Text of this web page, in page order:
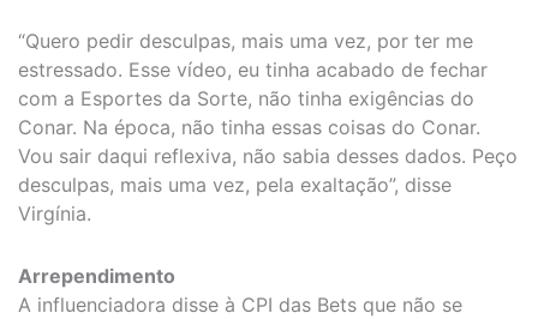
“Quero pedir desculpas, mais uma vez, por ter me
estressado. Esse vídeo, eu tinha acabado de fechar
com a Esportes da Sorte, não tinha exigências do
Conar. Na época, não tinha essas coisas do Conar.
Vou sair daqui reflexiva, não sabia desses dados. Peço
desculpas, mais uma vez, pela exaltação”, disse
Virgínia.
Arrependimento
A influenciadora disse à CPI das Bets que não se